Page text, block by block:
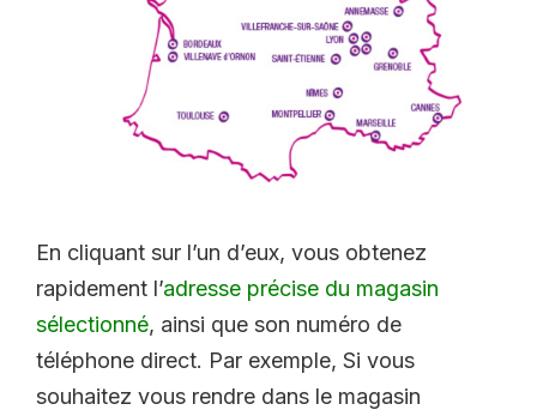
En cliquant sur l’un d’eux, vous obtenez
rapidement l’adresse précise du magasin
sélectionné, ainsi que son numéro de
téléphone direct. Par exemple, Si vous
souhaitez vous rendre dans le magasin